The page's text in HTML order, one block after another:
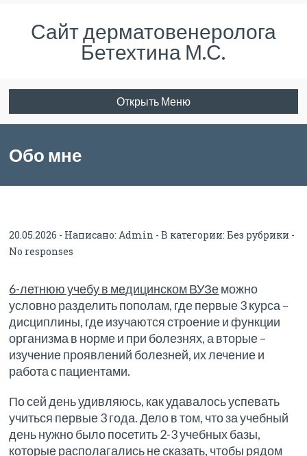
Сайт дерматовенеролога
Бетехтина М.С.
Открыть Меню
Обо мне
20.05.2026 - Написано:Admin - В категории:Без рубрики -
No responses
6-летнюю учебу в медицинском ВУЗеможно
условно разделить пополам, где первые 3 курса –
дисциплины, где изучаются строение и функции
организма в норме и при болезнях, а вторые –
изучение проявлений болезней, их лечение и
работа с пациентами.
По сей день удивляюсь, как удавалось успевать
учиться первые 3 года. Дело в том, что за учебный
день нужно было посетить 2-3 учебных базы,
которые располагались не сказать, чтобы рядом